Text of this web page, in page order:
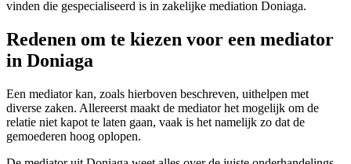
vinden die gespecialiseerd is in zakelijke mediation Doniaga.
Redenen om te kiezen voor een mediator
in Doniaga
Een mediator kan, zoals hierboven beschreven, uithelpen met
diverse zaken. Allereerst maakt de mediator het mogelijk om de
relatie niet kapot te laten gaan, vaak is het namelijk zo dat de
gemoederen hoog oplopen.